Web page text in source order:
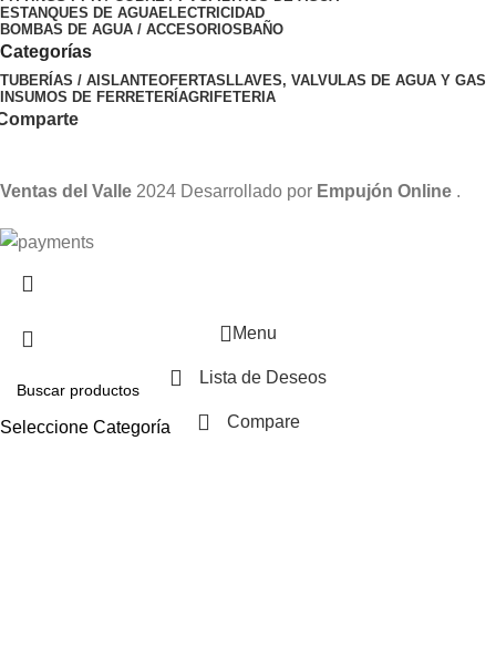
ESTANQUES DE AGUAELECTRICIDAD
BOMBAS DE AGUA / ACCESORIOS BAÑO
Categorías
TUBERÍAS / AISLANTEOFERTAS LLAVES, VALVULAS DE AGUA Y GAS
INSUMOS DE FERRETERÍAGRIFETERIA
Ventas del Valle 2024 Desarrollado por Empujón Online .
Seleccione Categoría
Menu
Lista de Deseos
Compare